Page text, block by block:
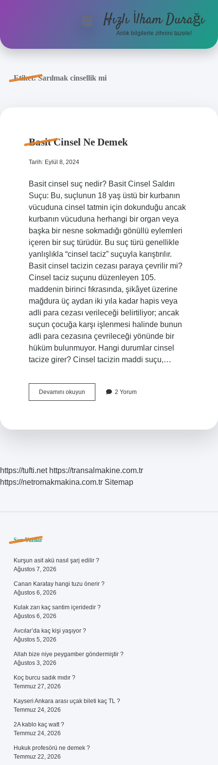
Anasayfa
menüyüHızlı İlham Durağı
Anlık bilgilerle zihnini tazele!
Etiket:Sarılmak cinsellik mi
Basit Cinsel Ne Demek
Tarih: Eylül 8, 2024
Basit cinsel suç nedir? Basit Cinsel Saldırı
Suçu: Bu, suçlunun 18 yaş üstü bir kurbanın
vücuduna cinsel tatmin için dokunduğu ancak
kurbanın vücuduna herhangi bir organ veya
başka bir nesne sokmadığı gönüllü eylemleri
içeren bir suç türüdür. Bu suç türü genellikle
yanlışlıkla “cinsel taciz” suçuyla karıştırılır.
Basit cinsel tacizin cezası paraya çevrilir mi?
Cinsel taciz suçunu düzenleyen 105.
maddenin birinci fıkrasında, şikâyet üzerine
mağdura üç aydan iki yıla kadar hapis veya
adli para cezası verileceği belirtiliyor; ancak
suçun çocuğa karşı işlenmesi halinde bunun
adli para cezasına çevrileceği yönünde bir
hüküm bulunmuyor. Hangi durumlar cinsel
tacize girer? Cinsel tacizin maddi suçu,…
Devamını okuyunBasit
Cinsel
2 Yorum
https://tufti.net https://transalmakine.com.tr
https://netromakmakina.com.tr Sitemap
Sidebar
Son Yazılar
Kurşun asit akü nasıl şarj edilir ?
Ağustos 7, 2026
Canan Karatay hangi tuzu önerir ?
Ağustos 6, 2026
Kulak zarı kaç santim içeridedir ?
Ağustos 6, 2026
Avcılar’da kaç kişi yaşıyor ?
Ağustos 5, 2026
Allah bize niye peygamber göndermiştir ?
Ağustos 3, 2026
Koç burcu sadık mıdır ?
Temmuz 27, 2026
Kayseri Ankara arası uçak bileti kaç TL ?
Temmuz 24, 2026
2A kablo kaç watt ?
Temmuz 24, 2026
Hukuk profesörü ne demek ?
Temmuz 22, 2026